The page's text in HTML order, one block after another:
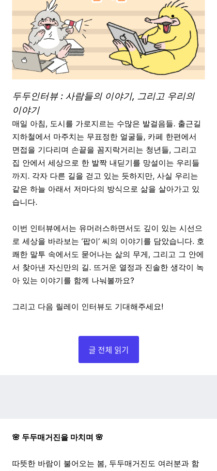
두두인터뷰 : 사람들의 이야기, 그리고 우리의
이야기
매일 아침, 도시를 가로지르는 수많은 발걸음들. 출근길
지하철에서 마주치는 무표정한 얼굴들, 카페 한편에서
면접을 기다리며 손끝을 꼼지락거리는 청년들, 그리고
집 안에서 세상으로 한 발짝 내딛기를 망설이는 우리들
까지. 각자 다른 길을 걷고 있는 듯하지만, 사실 우리는
같은 하늘 아래서 저마다의 방식으로 삶을 살아가고 있
습니다.
이번 인터뷰에서는 유머러스하면서도 깊이 있는 시선으
로 세상을 바라보는 ‘팝이’ 씨의 이야기를 담았습니다. 호
쾌한 말투 속에서도 묻어나는 삶의 무게, 그리고 그 안에
서 찾아낸 자신만의 길. 뜨거운 열정과 진솔한 생각이 녹
아 있는 이야기를 함께 나눠볼까요?
그리고 다음 릴레이 인터뷰도 기대해주세요!
글 전체 읽기
🌸 두두매거진을 마치며 🌸
따뜻한 바람이 불어오는 봄, 두두매거진도 여러분과 함